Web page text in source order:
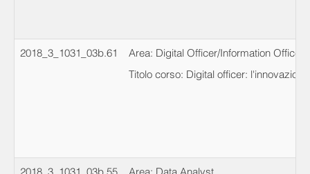
2018_3_1031_03b.61 Area: Digital Officer/Information Officer
Titolo corso: Digital officer:
2018_3_1031_03b.55 Area: Data Analyst